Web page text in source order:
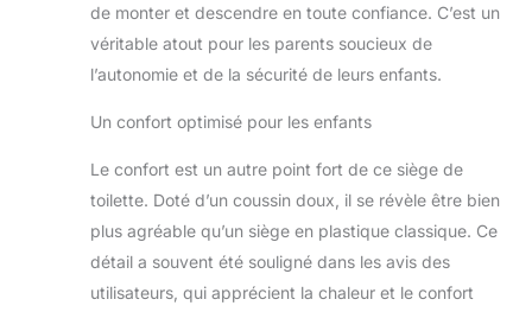
soutien maximal
pour les enfants
pour grimper et
grimper et de
antidérapant : les 6
coussinets
antidérapants en
renforcés et la
pédale
de monter et descendre en toute confiance. C’est un
véritable atout pour les parents soucieux de
l’autonomie et de la sécurité de leurs enfants.
Un confort optimisé pour les enfants
Le confort est un autre point fort de ce siège de
toilette. Doté d’un coussin doux, il se révèle être bien
plus agréable qu’un siège en plastique classique. Ce
détail a souvent été souligné dans les avis des
utilisateurs, qui apprécient la chaleur et le confort